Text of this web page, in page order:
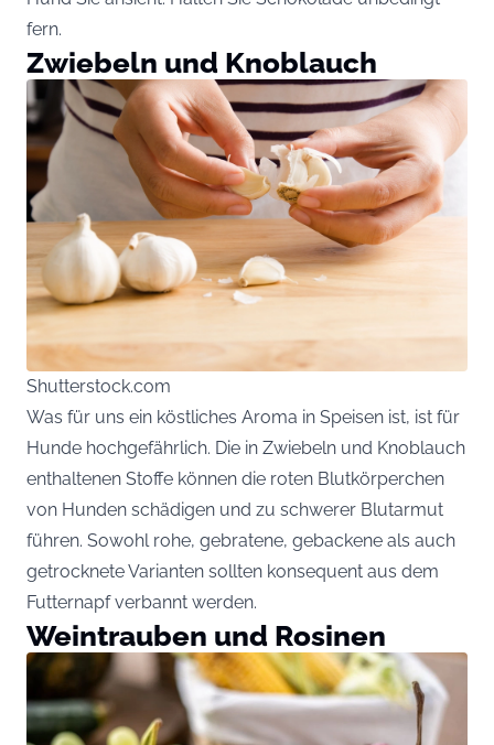
fern.
Zwiebeln und Knoblauch
Shutterstock.com
Was für uns ein köstliches Aroma in Speisen ist, ist für
Hunde hochgefährlich. Die in Zwiebeln und Knoblauch
enthaltenen Stoffe können die roten Blutkörperchen
von Hunden schädigen und zu schwerer Blutarmut
führen. Sowohl rohe, gebratene, gebackene als auch
getrocknete Varianten sollten konsequent aus dem
Futternapf verbannt werden.
Weintrauben und Rosinen